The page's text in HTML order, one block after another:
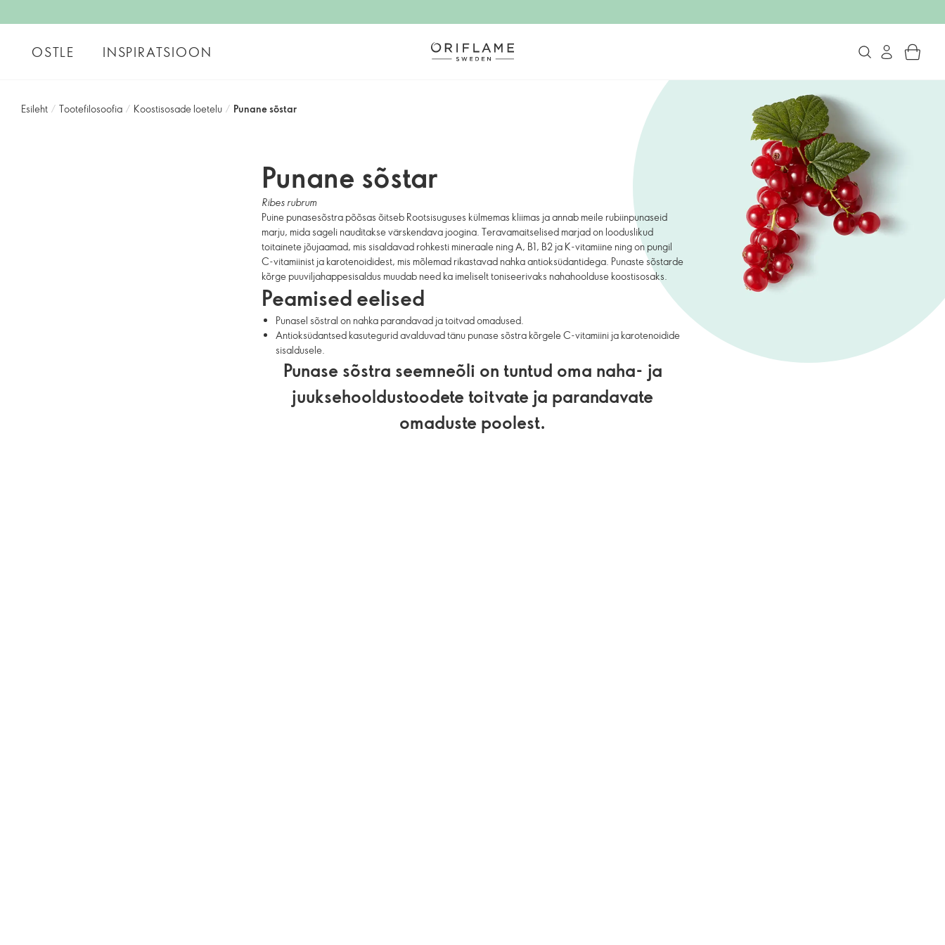
OSTLE INSPIRATSIOON
Esileht / Tootefilosoofia / Koostisosade loetelu / Punane sõstar
Punane sõstar
Ribes rubrum
Puine punasesõstra põõsas õitseb Rootsisuguses külmemas kliimas ja annab meile rubiinpunaseid
marju, mida sageli nauditakse värskendava joogina. Teravamaitselised marjad on looduslikud
toitainete jõujaamad, mis sisaldavad rohkesti mineraale ning A, B1, B2 ja K-vitamiine ning on pungil
C-vitamiinist ja karotenoididest, mis mõlemad rikastavad nahka antioksüdantidega. Punaste sõstarde
kõrge puuviljahappesisaldus muudab need ka imeliselt toniseerivaks nahahoolduse koostisosaks.
Peamised eelised
Punasel sõstral on nahka parandavad ja toitvad omadused.
Antioksüdantsed kasutegurid avalduvad tänu punase sõstra kõrgele C-vitamiini ja karotenoidide
sisaldusele.
Punase sõstra seemneõli on tuntud oma naha- ja
juuksehooldustoodete toitvate ja parandavate
omaduste poolest.